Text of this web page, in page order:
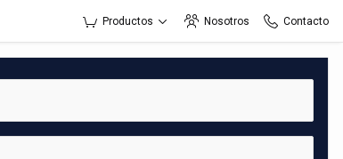
Productos Nosotros Contacto